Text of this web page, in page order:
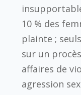
10 % des
plainte ;
sur un
affaires de
agression